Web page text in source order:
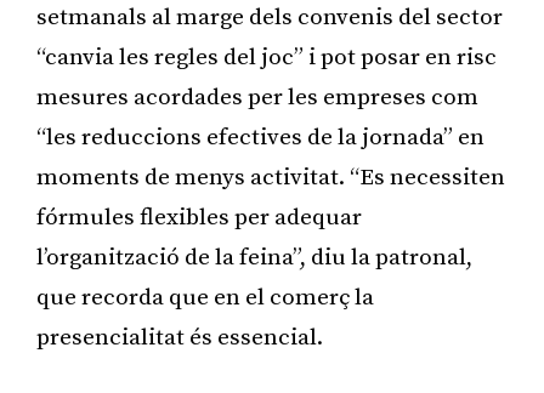
setmanals al marge dels convenis del sector
“canvia les regles del joc” i pot posar en risc
mesures acordades per les empreses com
“les reduccions efectives de la jornada” en
moments de menys activitat. “Es necessiten
fórmules flexibles per adequar
l’organització de la feina”, diu la patronal,
que recorda que en el comerç la
presencialitat és essencial.